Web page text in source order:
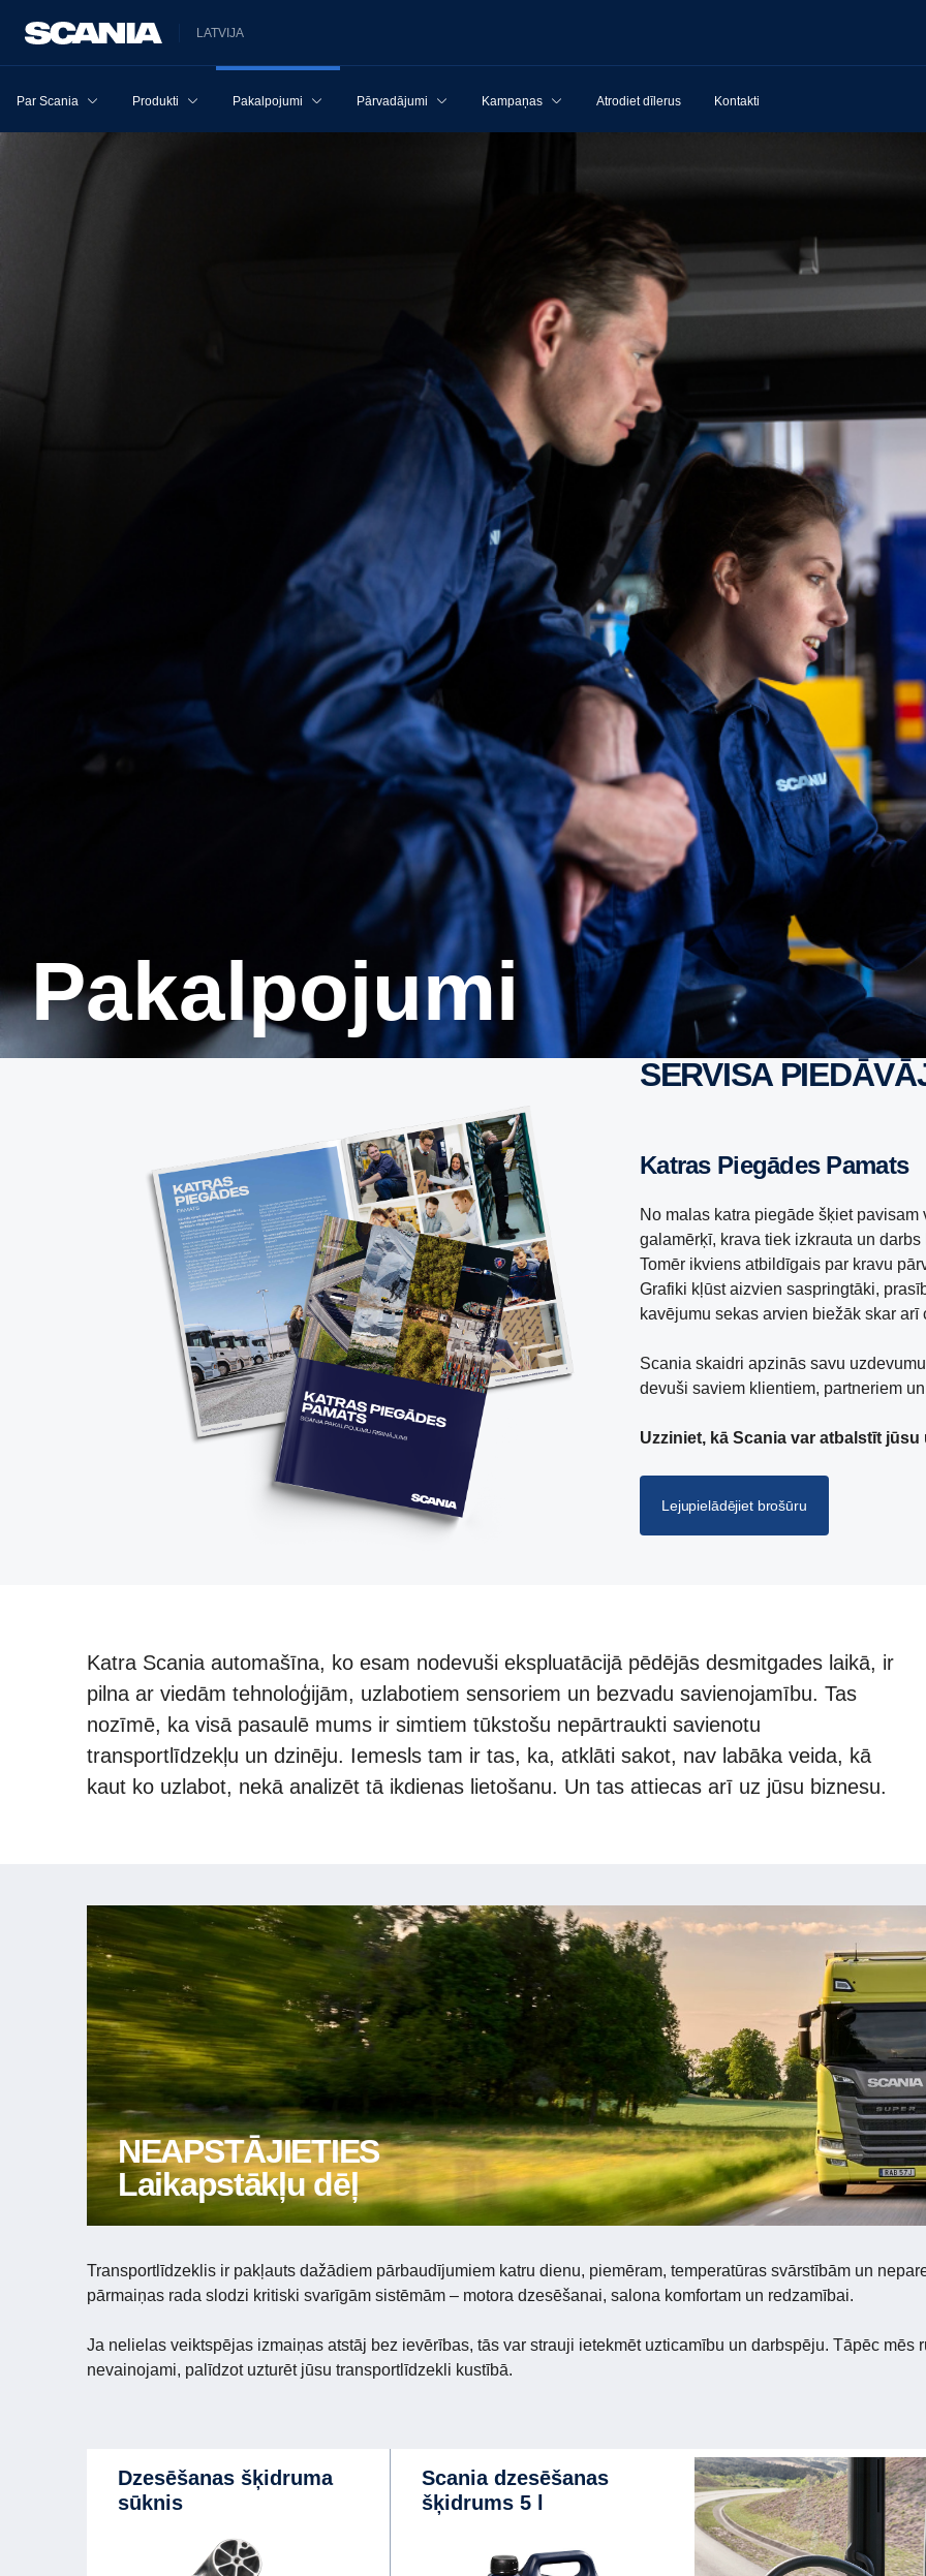
LATVIJA
Par Scania Produkti Pakalpojumi Pārvadājumi Kampaņas Atrodiet dīlerus Kontakti
Pakalpojumi
SERVISA
Katras Piegādes Pamats
No malas katra piegāde šķiet
galamērķī, krava tiek izkrauta un
Tomēr ikviens atbildīgais par kravu
Grafiki kļūst aizvien saspringtāki,
kavējumu sekas arvien biežāk skar
Scania skaidri apzinās savu
devuši saviem klientiem, partneriem
Uzziniet, kā Scania var atbalstīt jūsu
Lejupielādējiet brošūru
Katra Scania automašīna, ko esam nodevuši ekspluatācijā pēdējās desmitgades laikā, ir
pilna ar viedām tehnoloģijām, uzlabotiem sensoriem un bezvadu savienojamību. Tas
nozīmē, ka visā pasaulē mums ir simtiem tūkstošu nepārtraukti savienotu
transportlīdzekļu un dzinēju. Iemesls tam ir tas, ka, atklāti sakot, nav labāka veida, kā
kaut ko uzlabot, nekā analizēt tā ikdienas lietošanu. Un tas attiecas arī uz jūsu biznesu.
NEAPSTĀJIETIES
Laikapstākļu dēļ
Transportlīdzeklis ir pakļauts dažādiem pārbaudījumiem katru dienu, piemēram, temperatūras svārstībām un
pārmaiņas rada slodzi kritiski svarīgām sistēmām – motora dzesēšanai, salona komfortam un redzamībai.
Ja nelielas veiktspējas izmaiņas atstāj bez ievērības, tās var strauji ietekmēt uzticamību un darbspēju. Tāpēc
nevainojami, palīdzot uzturēt jūsu transportlīdzekli kustībā.
dzesēšanas šķidruma
sūknis
Scania dzesēšanas
šķidrums 5 l